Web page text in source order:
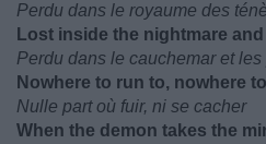
Perdu dans le royaume des
Lost inside the nightmare
Perdu dans le cauchemar et les
Nowhere to run to, nowhere
Nulle part où fuir, ni se cacher
When the demon takes the